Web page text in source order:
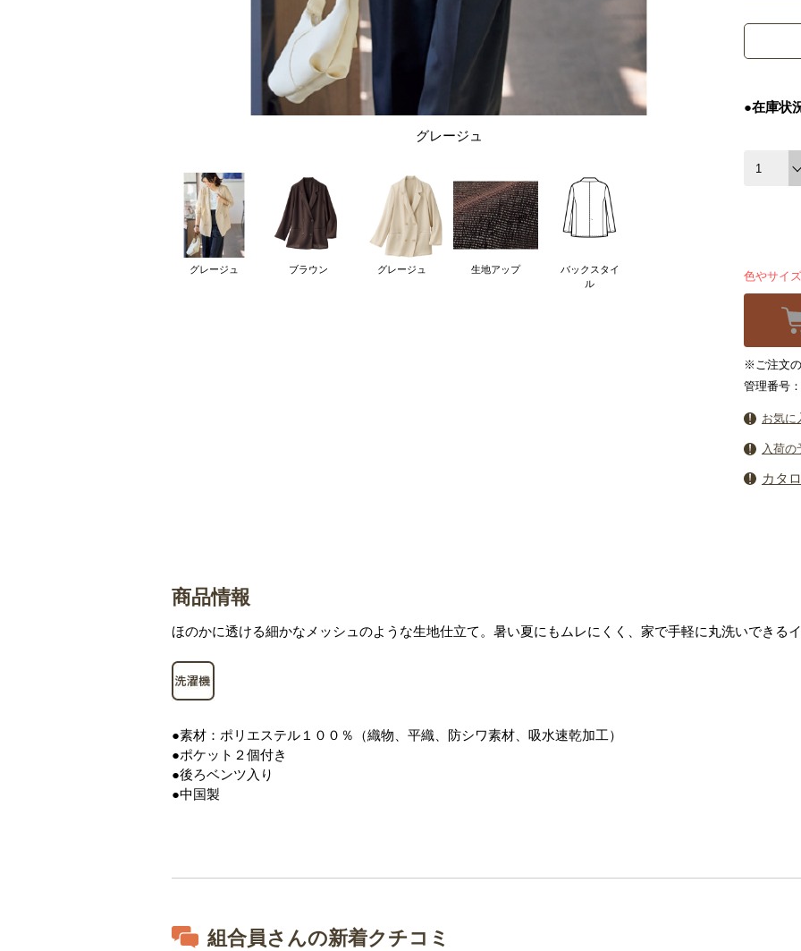
グレージュ
グレージュ ブラウン グレージュ 生地アップ
バックスタイ
ル
●在庫状
色やサイ
※ご注文
管理番号
お気に
入荷の
カタ
商品情報
ほのかに透ける細かなメッシュのような生地仕立て。暑い夏にもムレにくく、家で手軽に丸洗いできるイ
●素材：ポリエステル１００％（織物、平織、防シワ素材、吸水速乾加工）
●ポケット２個付き
●後ろベンツ入り
●中国製
組合員さんの新着クチコミ